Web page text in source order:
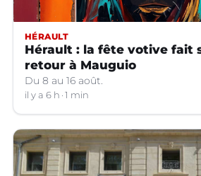
HÉRAULT
Hérault : la fête votive fait
retour à Mauguio
Du 8 au 16 août.
il y a 6 h 1 min